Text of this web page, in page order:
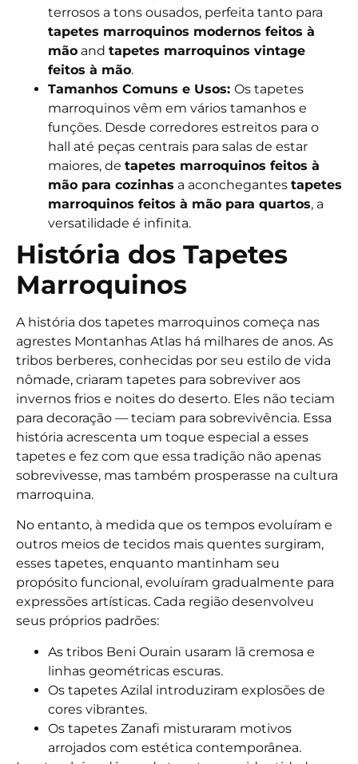
terrosos a tons ousados, perfeita tanto para
tapetes marroquinos modernos feitos à
mão and tapetes marroquinos vintage
feitos à mão.
Tamanhos Comuns e Usos: Os tapetes
marroquinos vêm em vários tamanhos e
funções. Desde corredores estreitos para o
hall até peças centrais para salas de estar
maiores, de tapetes marroquinos feitos à
mão para cozinhas a aconchegantes tapetes
marroquinos feitos à mão para quartos, a
versatilidade é infinita.
História dos Tapetes
Marroquinos
A história dos tapetes marroquinos começa nas
agrestes Montanhas Atlas há milhares de anos. As
tribos berberes, conhecidas por seu estilo de vida
nômade, criaram tapetes para sobreviver aos
invernos frios e noites do deserto. Eles não teciam
para decoração — teciam para sobrevivência. Essa
história acrescenta um toque especial a esses
tapetes e fez com que essa tradição não apenas
sobrevivesse, mas também prosperasse na cultura
marroquina.
No entanto, à medida que os tempos evoluíram e
outros meios de tecidos mais quentes surgiram,
esses tapetes, enquanto mantinham seu
propósito funcional, evoluíram gradualmente para
expressões artísticas. Cada região desenvolveu
seus próprios padrões:
As tribos Beni Ourain usaram lã cremosa e
linhas geométricas escuras.
Os tapetes Azilal introduziram explosões de
cores vibrantes.
Os tapetes Zanafi misturaram motivos
arrojados com estética contemporânea.